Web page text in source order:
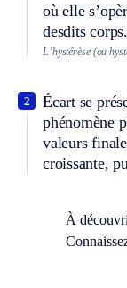
où elle
desdits corps.
L’hystérèse (ou
Écart se
phénomène
valeurs
croissante,
2
À